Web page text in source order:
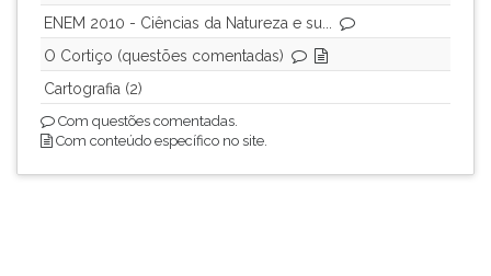
ENEM 2010 - Ciências da Natureza e su...
O Cortiço (questões comentadas)
Cartografia (2)
Com questões comentadas.
Com conteúdo específico no site.